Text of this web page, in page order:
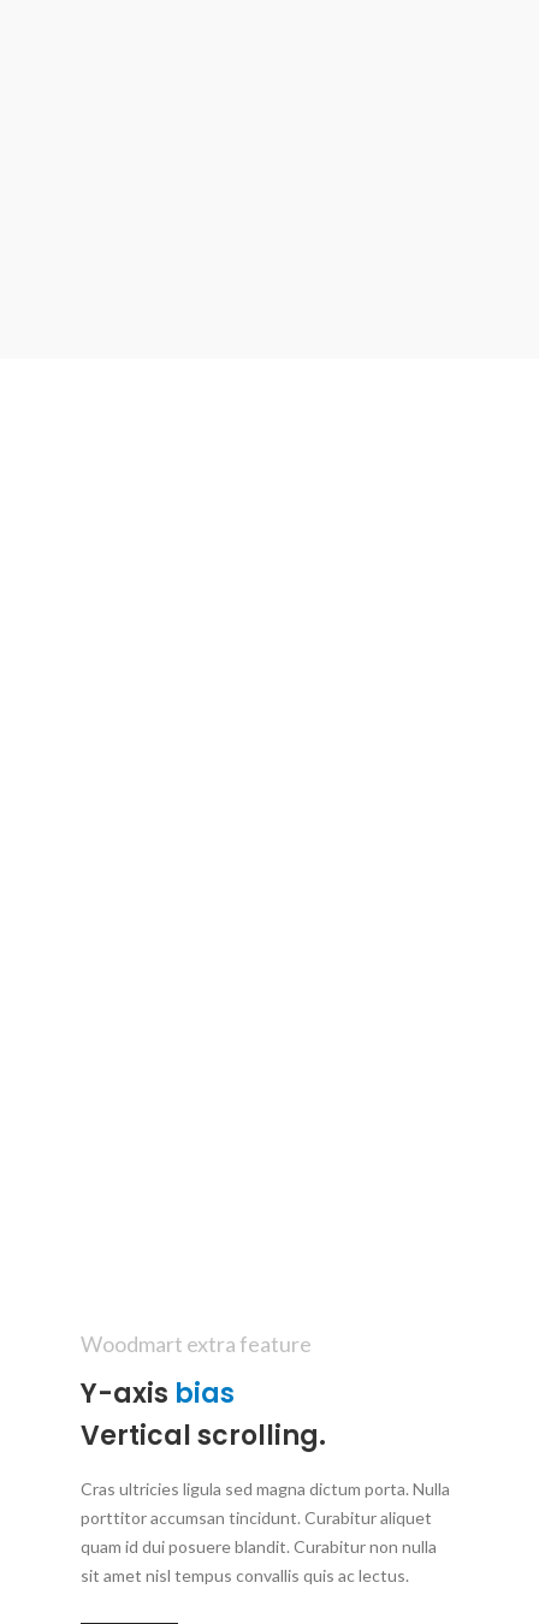
Woodmart extra feature
Y-axis bias
Vertical scrolling.
Cras ultricies ligula sed magna dictum porta. Nulla
porttitor accumsan tincidunt. Curabitur aliquet
quam id dui posuere blandit. Curabitur non nulla
sit amet nisl tempus convallis quis ac lectus.